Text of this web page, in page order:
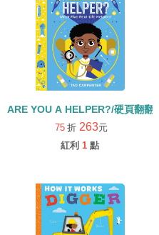
ARE YOU A HELPER?/硬頁翻翻書
75 折 263元
紅利 1 點